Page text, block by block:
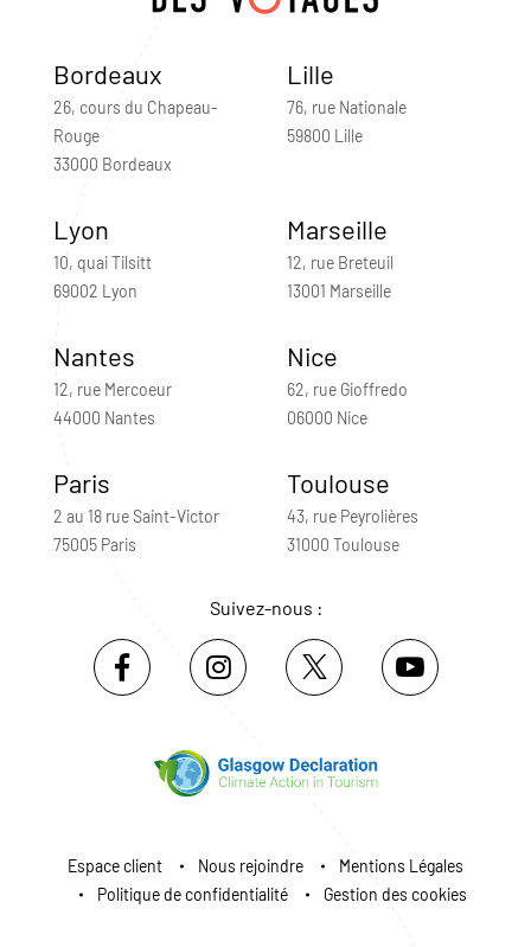
Bordeaux
26, cours du Chapeau-
Rouge
33000 Bordeaux
Lille
76, rue Nationale
59800 Lille
Lyon
10, quai Tilsitt
69002 Lyon
Marseille
12, rue Breteuil
13001 Marseille
Nantes
12, rue Mercoeur
44000 Nantes
Nice
62, rue Gioffredo
06000 Nice
Paris
2 au 18 rue Saint-Victor
75005 Paris
Toulouse
43, rue Peyrolières
31000 Toulouse
Suivez-nous :
Espace client Nous rejoindre
Mentions Légales
Politique de confidentialité
Gestion des cookies